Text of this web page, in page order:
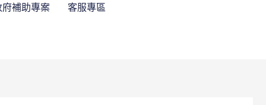
補助專案 客服專區